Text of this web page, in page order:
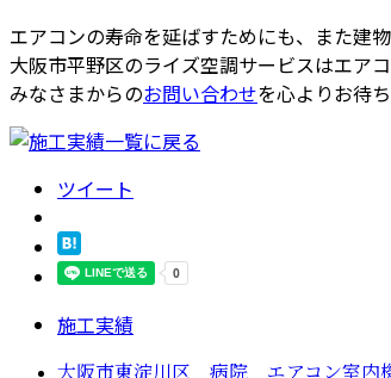
エアコンの寿命を延ばすためにも、また建
大阪市平野区のライズ空調サービスはエア
みなさまからのお問い合わせを心よりお待
ツイート
施工実績
大阪市東淀川区 病院 エアコン室内